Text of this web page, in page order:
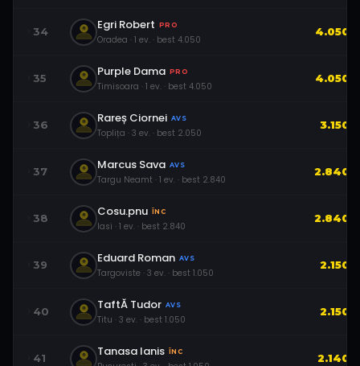
34 Egri Robert PRO
Oradea · 1 ev. · best 4.050
4.050
35 Purple Dama PRO
Timisoara · 1 ev. · best 4.050
4.050
36 Rareș Ciornei AVS
Toplița · 3 ev. · best 2.050
3.150
37 Marcus Sava AVS
Targu Neamt · 1 ev. · best 2.840
2.840
38 Cosu.pnu ÎNC
Iasi · 1 ev. · best 2.840
2.840
39 Eduard Roman AVS
Targoviste · 3 ev. · best 1.050
2.150
40 TaftĂ Tudor AVS
Titu · 3 ev. · best 1.050
2.150
41 Tanasa Ianis ÎNC 2.140